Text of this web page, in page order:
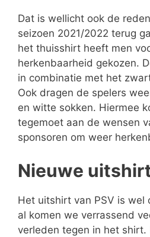
Dat is wellicht ook de
seizoen 2021/2022 terug
het thuisshirt heeft men
herkenbaarheid gekozen.
in combinatie met het
Ook dragen de spelers
en witte sokken. Hiermee
tegemoet aan de wensen
sponsoren om weer
Nieuwe
Het uitshirt van PSV is wel
al komen we verrassend
verleden tegen in het